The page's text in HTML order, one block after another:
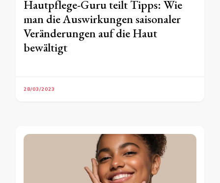
Hautpflege-Guru teilt Tipps: Wie
man die Auswirkungen saisonaler
Veränderungen auf die Haut
bewältigt
28/03/2023